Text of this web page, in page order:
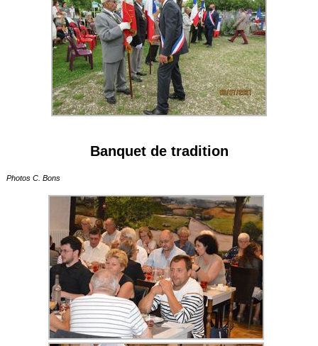
Banquet de tradition
Photos C. Bons